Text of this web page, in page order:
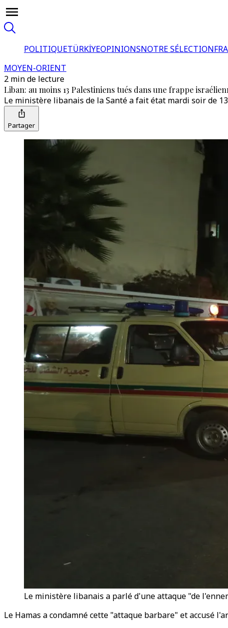
POLITIQUETÜRKİYEOPINIONSNOTRE SÉLECTION
MOYEN-ORIENT
2 min de lecture
Liban: au moins 13 Palestiniens tués dans une frappe
Le ministère libanais de la Santé a fait état mardi soir de
Partager
Le ministère libanais a parlé d'une attaque "de
Le Hamas a condamné cette "attaque barbare" et accusé